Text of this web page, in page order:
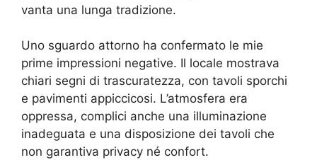
vanta una lunga tradizione.
Uno sguardo attorno ha confermato le mie
prime impressioni negative. Il locale mostrava
chiari segni di trascuratezza, con tavoli sporchi
e pavimenti appiccicosi. L’atmosfera era
oppressa, complici anche una illuminazione
inadeguata e una disposizione dei tavoli che
non garantiva privacy né confort.